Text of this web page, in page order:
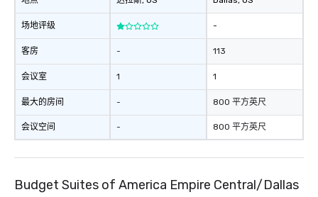
场地评级
客房
会议室
最大的房间
会议空间
-
1
-
-
-
113
1
800 平方英尺
800 平方英尺
Budget Suites of America Empire Central/Dallas